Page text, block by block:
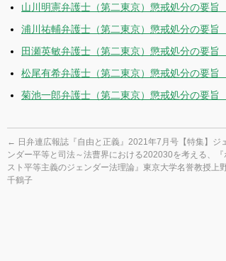
山川明憲弁護士（第二東京）懲戒処分の要
浦川祐輔弁護士（第二東京）懲戒処分の要
田瀬英敏弁護士（第二東京）懲戒処分の
松尾有希弁護士（第二東京）懲戒処分の要
菊池一郎弁護士（第二東京）懲戒処分の要
← 日弁連広報誌『自由と正義』2021年7月号【特集】ジ
ンダー平等と司法～法曹界における202030を考える、『
スト平等主義のジェンダー法理論』東京大学名誉教授上
千鶴子